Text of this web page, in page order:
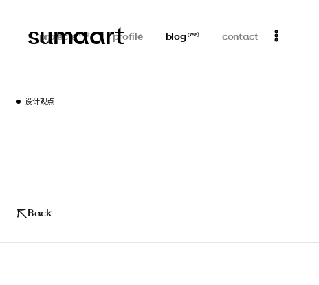
sumaart
projects (313) profile blog (756) contact
设计观点
Back